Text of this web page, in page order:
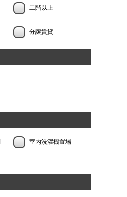
二階以上
分譲賃貸
室内洗濯機置場